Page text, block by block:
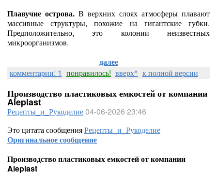
Плавучие острова. В верхних слоях атмосферы плавают
массивные структуры, похожие на гигантские губки.
Предположительно, это колонии неизвестных
микроорганизмов.
далее
комментарии: 1 понравилось! вверх^ к полной версии
Производство пластиковых емкостей от компании
Aleplast
Рецепты_и_Рукоделие04-06-2026 23:46
Это цитата сообщенияРецепты_и_Рукоделие
Оригинальное сообщение
Производство пластиковых емкостей от компании
Aleplast